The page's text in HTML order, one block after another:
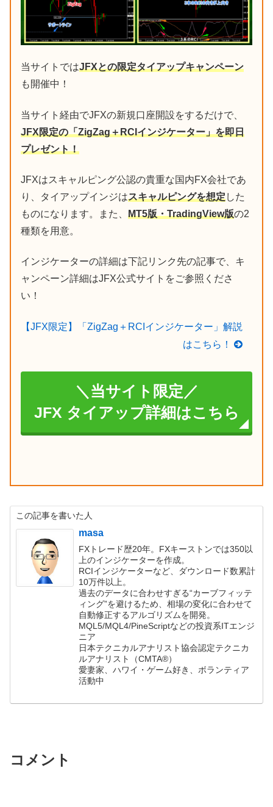
当サイトではJFXとの限定タイアップキャンペーン
も開催中！
当サイト経由でJFXの新規口座開設をするだけで、
JFX限定の「ZigZag＋RCIインジケーター」を即日
プレゼント！
JFXはスキャルピング公認の貴重な国内FX会社であ
り、タイアップインジはスキャルピングを想定した
ものになります。また、 MT5版・TradingView版の2
種類を用意。
インジケーターの詳細は下記リンク先の記事で、キ
ャンペーン詳細はJFX公式サイトをご参照くださ
い！
【JFX限定】「ZigZag＋RCIインジケーター」解説
はこちら！
＼当サイト限定／
JFX タイアップ詳細はこちら
この記事を書いた人
masa
FXトレード歴20年。FXキーストンでは350以
上のインジケーターを作成。
RCIインジケーターなど、ダウンロード数累計
10万件以上。
過去のデータに合わせすぎる“カーブフィッテ
ィング”を避けるため、相場の変化に合わせて
自動修正するアルゴリズムを開発。
MQL5/MQL4/PineScriptなどの投資系ITエンジ
ニア
日本テクニカルアナリスト協会認定テクニカ
ルアナリスト（CMTA®）
愛妻家、ハワイ・ゲーム好き、ボランティア
活動中
コメント